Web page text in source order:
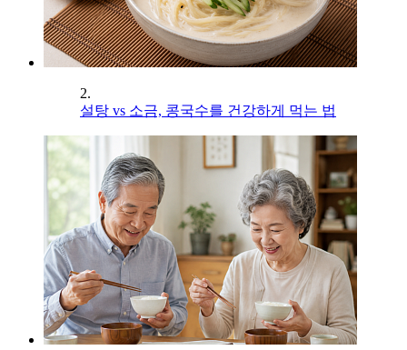
2.
설탕 vs 소금, 콩국수를 건강하게 먹는 법